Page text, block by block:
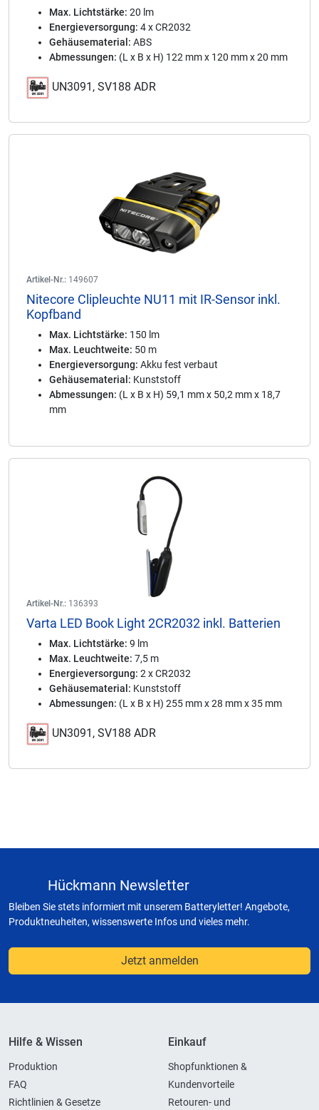
Max. Lichtstärke: 20 lm
Energieversorgung: 4 x CR2032
Gehäusematerial: ABS
Abmessungen: (L x B x H) 122 mm x 120 mm x 20 mm
UN3091, SV188 ADR
Artikel-Nr.: 149607
Nitecore Clipleuchte NU11 mit IR-Sensor inkl.
Kopfband
Max. Lichtstärke: 150 lm
Max. Leuchtweite: 50 m
Energieversorgung: Akku fest verbaut
Gehäusematerial: Kunststoff
Abmessungen: (L x B x H) 59,1 mm x 50,2 mm x 18,7
mm
Artikel-Nr.: 136393
Varta LED Book Light 2CR2032 inkl. Batterien
Max. Lichtstärke: 9 lm
Max. Leuchtweite: 7,5 m
Energieversorgung: 2 x CR2032
Gehäusematerial: Kunststoff
Abmessungen: (L x B x H) 255 mm x 28 mm x 35 mm
UN3091, SV188 ADR
Hückmann Newsletter
Bleiben Sie stets informiert mit unserem Batteryletter! Angebote,
Produktneuheiten, wissenswerte Infos und vieles mehr.
Jetzt anmelden
Hilfe & Wissen
Produktion
FAQ
Richtlinien & Gesetze
Einkauf
Shopfunktionen &
Kundenvorteile
Retouren- und